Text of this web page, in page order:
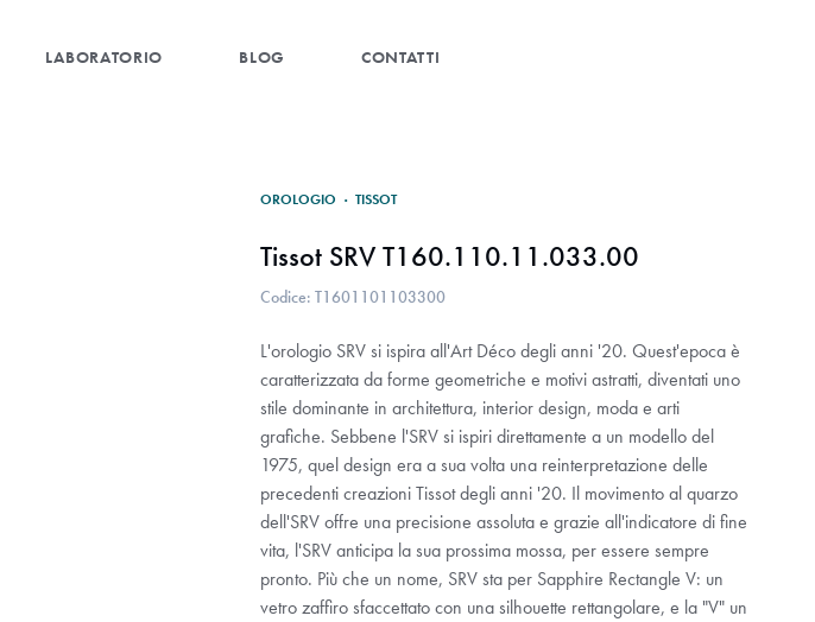
LABORATORIO BLOG CONTATTI
OROLOGIO · TISSOT
Tissot SRV T160.110.11.033.00
Codice: T1601101103300
L'orologio SRV si ispira all'Art Déco degli anni '20. Quest'epoca è
caratterizzata da forme geometriche e motivi astratti, diventati uno
stile dominante in architettura, interior design, moda e arti
grafiche. Sebbene l'SRV si ispiri direttamente a un modello del
1975, quel design era a sua volta una reinterpretazione delle
precedenti creazioni Tissot degli anni '20. Il movimento al quarzo
dell'SRV offre una precisione assoluta e grazie all'indicatore di fine
vita, l'SRV anticipa la sua prossima mossa, per essere sempre
pronto. Più che un nome, SRV sta per Sapphire Rectangle V: un
vetro zaffiro sfaccettato con una silhouette rettangolare, e la "V" un